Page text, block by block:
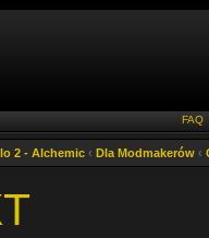
FAQ
2 - Alchemic ‹ Dla Modmakerów ‹